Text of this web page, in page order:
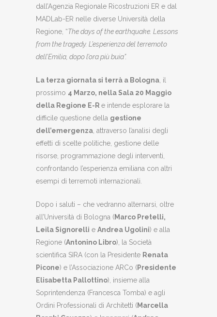
dall’Agenzia Regionale Ricostruzioni ER e dal
MADLab-ER nelle diverse Università della
Regione, “The days of the earthquake. Lessons
from the tragedy. L’esperienza del terremoto
dell’Emilia, dopo l’ora più buia”.
La terza giornata si terrà a Bologna , il
prossimo 4 Marzo, nella Sala 20 Maggio
della Regione E-R e intende esplorare la
difficile questione della gestione
dell’emergenza , attraverso l’analisi degli
effetti di scelte politiche, gestione delle
risorse, programmazione degli interventi,
confrontando l’esperienza emiliana con altri
esempi di terremoti internazionali.
Dopo i saluti – che vedranno alternarsi, oltre
all’Università di Bologna (Marco Pretelli,
Leila Signorelli e Andrea Ugolini) e alla
Regione (Antonino Libro), la Società
scientifica SIRA (con la Presidente Renata
Picone) e l’Associazione ARCo (Presidente
Elisabetta Pallottino), insieme alla
Soprintendenza (Francesca Tomba) e agli
Ordini Professionali di Architetti (Marcella